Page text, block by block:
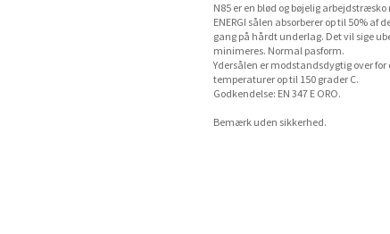
N85 er en blød og bøjelig
ENERGI sålen absorberer op til 50%
gang på hårdt underlag. Det vil sige
minimeres. Normal pasform.
Ydersålen er modstandsdygtig over
temperaturer op til 150 grader C.
Godkendelse: EN 347 E ORO.
Bemærk uden sikkerhed.